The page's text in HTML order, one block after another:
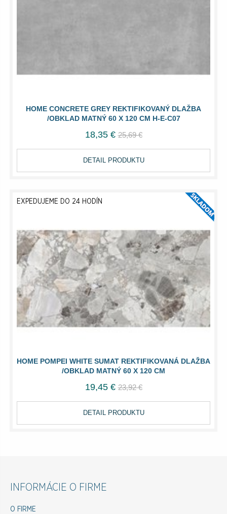
HOME CONCRETE GREY REKTIFIKOVANÝ DLAŽBA
/OBKLAD MATNÝ 60 X 120 CM H-E-C07
18,35 € 25,69 €
DETAIL PRODUKTU
HOME POMPEI WHITE SUMAT REKTIFIKOVANÁ DLAŽBA
/OBKLAD MATNÝ 60 X 120 CM
EXPEDUJEME DO 24 HODÍN
19,45 € 23,92 €
DETAIL PRODUKTU
INFORMÁCIE O FIRME
O FIRME